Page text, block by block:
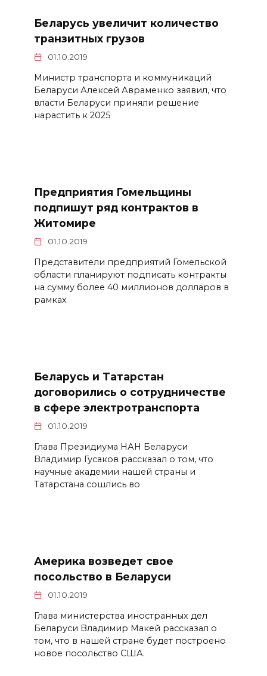
Беларусь увеличит количество
транзитных грузов
01.10.2019
Министр транспорта и коммуникаций
Беларуси Алексей Авраменко заявил, что
власти Беларуси приняли решение
нарастить к 2025
Предприятия Гомельщины
подпишут ряд контрактов в
Житомире
01.10.2019
Представители предприятий Гомельской
области планируют подписать контракты
на сумму более 40 миллионов долларов в
рамках
Беларусь и Татарстан
договорились о сотрудничестве
в сфере электротранспорта
01.10.2019
Глава Президиума НАН Беларуси
Владимир Гусаков рассказал о том, что
научные академии нашей страны и
Татарстана сошлись во
Америка возведет свое
посольство в Беларуси
01.10.2019
Глава министерства иностранных дел
Беларуси Владимир Макей рассказал о
том, что в нашей стране будет построено
новое посольство США.